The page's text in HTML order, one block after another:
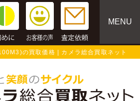
MENU
の買取価格 | カメラ総合買取ネット